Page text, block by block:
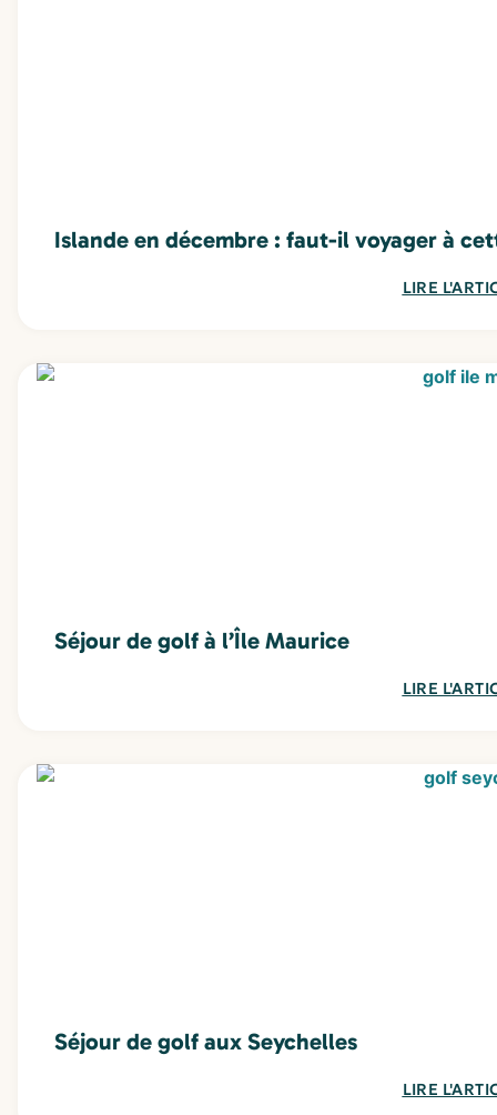
Islande en décembre : faut-il voyager à
LIRE
Séjour de golf à l’Île Maurice
LIRE
Séjour de golf aux Seychelles
LIRE